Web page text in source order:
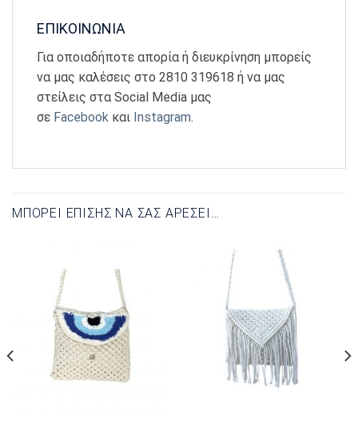
ΕΠΙΚΟΙΝΩΝΙΑ
Για οποιαδήποτε απορία ή διευκρίνηση μπορείς
να μας καλέσεις στο 2810 319618 ή να μας
στείλεις στα Social Media μας
σε Facebook και Instagram.
ΜΠΟΡΕΊ ΕΠΊΣΗΣ ΝΑ ΣΑΣ ΑΡΈΣΕΙ…